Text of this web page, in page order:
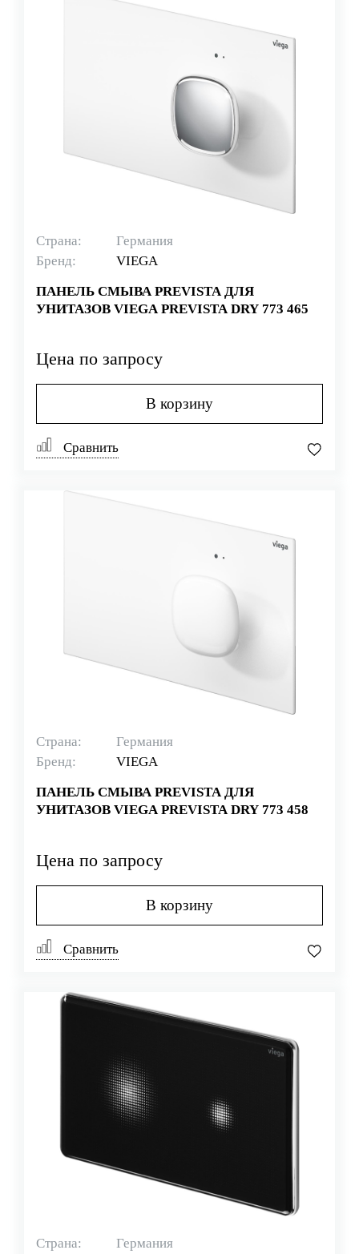
Страна:
Германия
Бренд:
VIEGA
ПАНЕЛЬ СМЫВА PREVISTA ДЛЯ
УНИТАЗОВ VIEGA PREVISTA DRY 773 465
Цена по запросу
В корзину
Сравнить
Страна:
Германия
Бренд:
VIEGA
ПАНЕЛЬ СМЫВА PREVISTA ДЛЯ
УНИТАЗОВ VIEGA PREVISTA DRY 773 458
Цена по запросу
В корзину
Сравнить
Страна:
Германия